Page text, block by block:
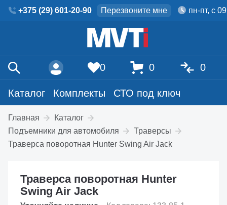
+375 (29) 601-20-90 Перезвоните мне пн-пт, с
Каталог Комплекты СТО под ключ
0 0 0
Главная
Каталог
Подъемники для автомобиля
Траверсы
Траверса поворотная Hunter Swing Air Jack
Траверса поворотная Hunter
Swing Air Jack